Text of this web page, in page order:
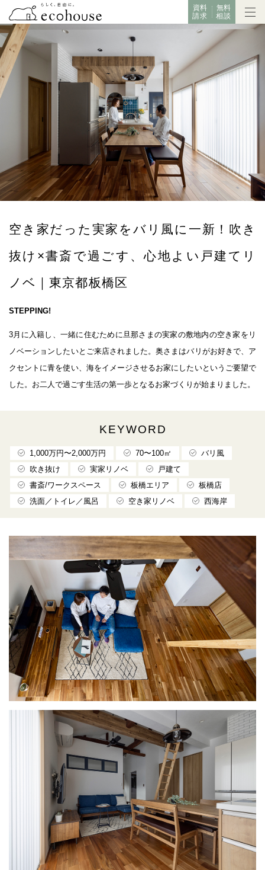
資料
請求
無料
相談
空き家だった実家をバリ風に一新！吹き
抜け×書斎で過ごす、心地よい戸建てリ
ノベ｜東京都板橋区
STEPPING!
3月に入籍し、一緒に住むために旦那さまの実家の敷地内の空き家をリ
ノベーションしたいとご来店されました。奥さまはバリがお好きで、ア
クセントに青を使い、海をイメージさせるお家にしたいというご要望で
した。お二人で過ごす生活の第一歩となるお家づくりが始まりました。
KEYWORD
1,000万円〜2,000万円 70〜100㎡
バリ風
吹き抜け
実家リノベ
戸建て
書斎/ワークスペース
板橋エリア
板橋店
洗面／トイレ／風呂
空き家リノベ 西海岸